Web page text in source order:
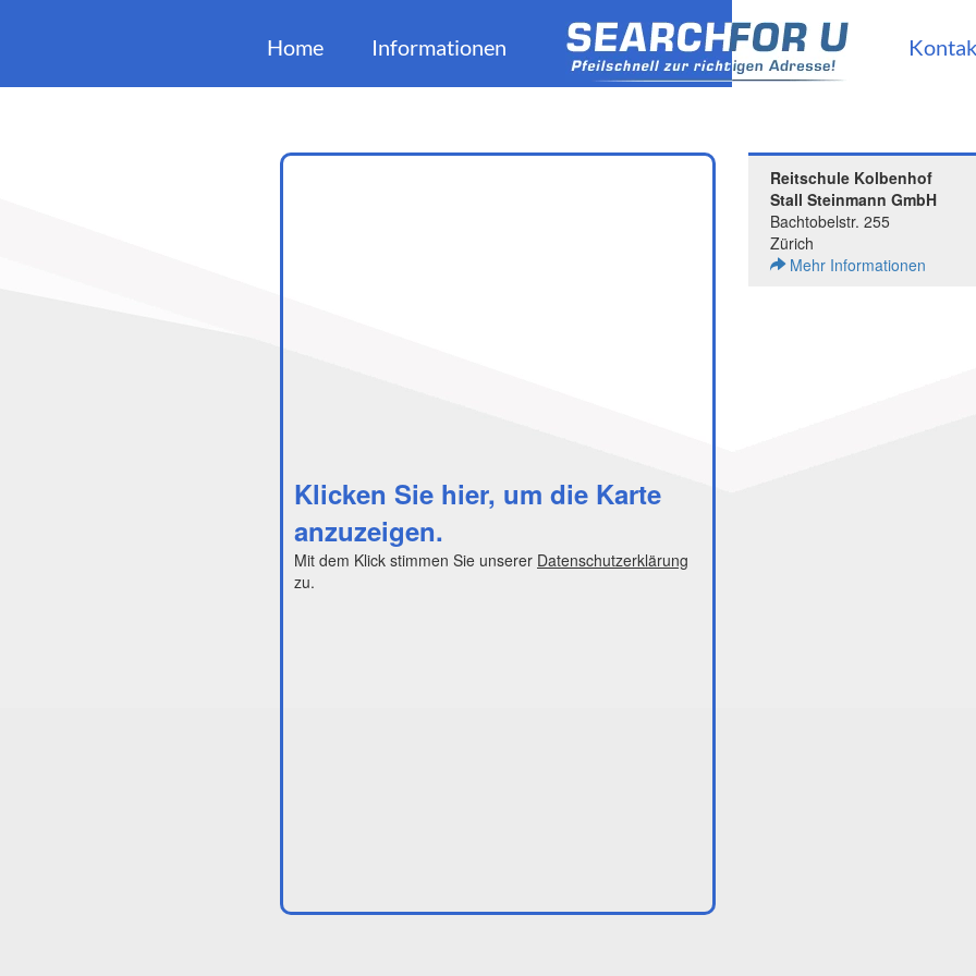
Home Informationen
Klicken Sie hier, um die Karte
anzuzeigen.
Mit dem Klick stimmen Sie unserer Datenschutzerklärung
zu.
Reitschule Kolbenhof
Stall Steinmann GmbH
Bachtobelstr. 255
Zürich
Mehr Informationen